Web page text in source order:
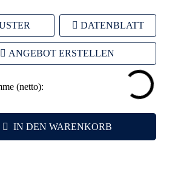
DATENBLATT
ANGEBOT ERSTELLEN
(netto):
IN DEN WARENKORB